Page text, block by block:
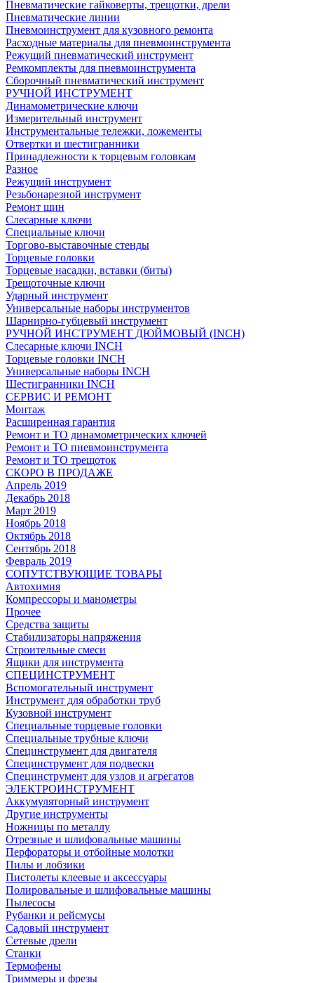
Пневматические гайковерты, трещотки, дрели
Пневматические линии
Пневмоинструмент для кузовного ремонта
Расходные материалы для пневмоинструмента
Режущий пневматический инструмент
Ремкомплекты для пневмоинструмента
Сборочный пневматический инструмент
РУЧНОЙ ИНСТРУМЕНТ
Динамометрические ключи
Измерительный инструмент
Инструментальные тележки, ложементы
Отвертки и шестигранники
Принадлежности к торцевым головкам
Разное
Режущий инструмент
Резьбонарезной инструмент
Ремонт шин
Слесарные ключи
Специальные ключи
Торгово-выставочные стенды
Торцевые головки
Торцевые насадки, вставки (биты)
Трещоточные ключи
Ударный инструмент
Универсальные наборы инструментов
Шарнирно-губцевый инструмент
РУЧНОЙ ИНСТРУМЕНТ ДЮЙМОВЫЙ (INCH)
Слесарные ключи INCH
Торцевые головки INCH
Универсальные наборы INCH
Шестигранники INCH
СЕРВИС И РЕМОНТ
Монтаж
Расширенная гарантия
Ремонт и ТО динамометрических ключей
Ремонт и ТО пневмоинструмента
Ремонт и ТО трещоток
СКОРО В ПРОДАЖЕ
Апрель 2019
Декабрь 2018
Март 2019
Ноябрь 2018
Октябрь 2018
Сентябрь 2018
Февраль 2019
СОПУТСТВУЮЩИЕ ТОВАРЫ
Автохимия
Компрессоры и манометры
Прочее
Средства защиты
Стабилизаторы напряжения
Строительные смеси
Ящики для инструмента
СПЕЦИНСТРУМЕНТ
Вспомогательный инструмент
Инструмент для обработки труб
Кузовной инструмент
Специальные торцевые головки
Специальные трубные ключи
Специнструмент для двигателя
Специнструмент для подвески
Специнструмент для узлов и агрегатов
ЭЛЕКТРОИНСТРУМЕНТ
Аккумуляторный инструмент
Другие инструменты
Ножницы по металлу
Отрезные и шлифовальные машины
Перфораторы и отбойные молотки
Пилы и лобзики
Пистолеты клеевые и аксессуары
Полировальные и шлифовальные машины
Пылесосы
Рубанки и рейсмусы
Садовый инструмент
Сетевые дрели
Станки
Термофены
Триммеры и фрезы